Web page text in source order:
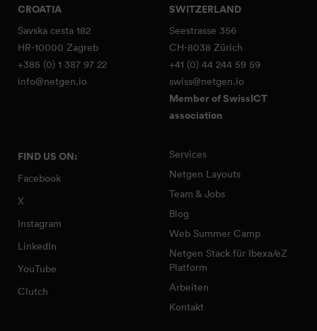
CROATIA
Savska cesta 182
HR-10000 Zagreb
+385 (0) 1 387 97 22
info@netgen.io
SWITZERLAND
Seestrasse 356
CH-8038 Zürich
+41 (0) 44 244 59 59
swiss@netgen.io
Member of SwissICT
association
FIND US ON:
Facebook
X
Instagram
LinkedIn
YouTube
Clutch
Services
Netgen Layouts
Team & Jobs
Blog
Web Summer Camp
Netgen Stack für Ibexa/eZ
Platform
Arbeiten
Kontakt